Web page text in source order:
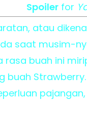
Spoilerfor
atau
saat musim-
buah ini
buah